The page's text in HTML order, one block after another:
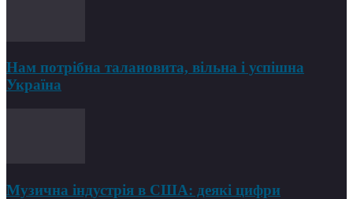
Нам потрібна талановита, вільна і успішна
Україна
Музична індустрія в США: деякі цифри